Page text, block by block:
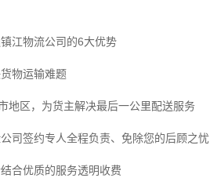
江物流公司的6大优势
物运输难题
地区，为货主解决最后一公里配送服务
司签约专人全程负责、免除您的后顾之忧
合优质的服务透明收费